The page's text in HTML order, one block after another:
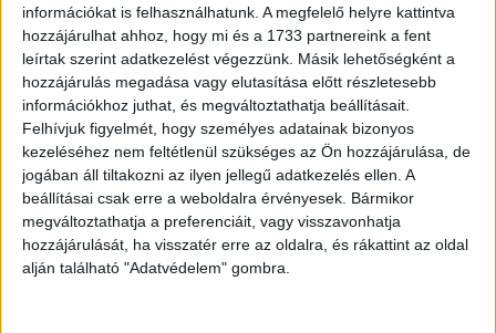
információkat is felhasználhatunk. A megfelelő helyre kattintva
hozzájárulhat ahhoz, hogy mi és a 1733 partnereink a fent
leírtak szerint adatkezelést végezzünk. Másik lehetőségként a
hozzájárulás megadása vagy elutasítása előtt részletesebb
információkhoz juthat, és megváltoztathatja beállításait.
Felhívjuk figyelmét, hogy személyes adatainak bizonyos
kezeléséhez nem feltétlenül szükséges az Ön hozzájárulása, de
jogában áll tiltakozni az ilyen jellegű adatkezelés ellen. A
beállításai csak erre a weboldalra érvényesek. Bármikor
megváltoztathatja a preferenciáit, vagy visszavonhatja
hozzájárulását, ha visszatér erre az oldalra, és rákattint az oldal
alján található "Adatvédelem" gombra.
A fiatalok többsége szereti a munkáját
Kutatás 2025. november 24.
A dolgozó fiatalok közül minden második stabilnak érzi az
állását. 43 százalékuk szerint meg is becsülik a